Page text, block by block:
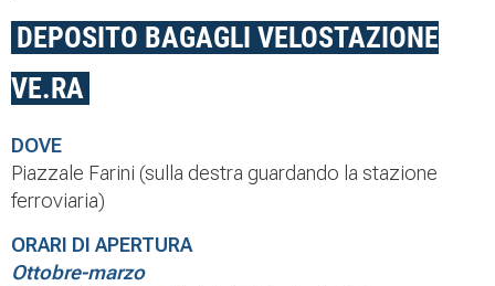
DEPOSITO BAGAGLI VELOSTAZIONE
VE.RA
DOVE
Piazzale Farini (sulla destra guardando la stazione
ferroviaria)
ORARI DI APERTURA
Ottobre-marzo